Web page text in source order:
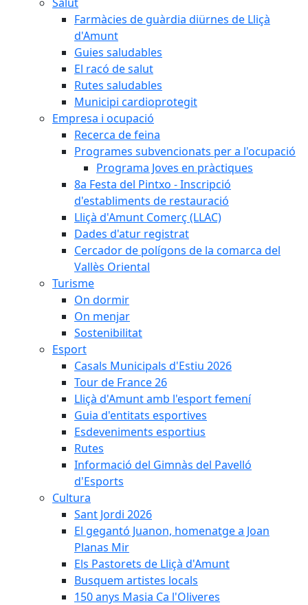
Farmàcies de guàrdia diürnes de Lliçà
d'Amunt
Guies saludables
El racó de salut
Rutes saludables
Municipi cardioprotegit
Empresa i ocupació
Recerca de feina
Programes subvencionats per a l'ocupació
Programa Joves en pràctiques
8a Festa del Pintxo - Inscripció
d'establiments de restauració
Lliçà d'Amunt Comerç (LLAC)
Dades d'atur registrat
Cercador de polígons de la comarca del
Vallès Oriental
Turisme
On dormir
On menjar
Sostenibilitat
Esport
Casals Municipals d'Estiu 2026
Tour de France 26
Lliçà d'Amunt amb l'esport femení
Guia d'entitats esportives
Esdeveniments esportius
Rutes
Informació del Gimnàs del Pavelló
d'Esports
Cultura
Sant Jordi 2026
El gegantó Juanon, homenatge a Joan
Planas Mir
Els Pastorets de Lliçà d'Amunt
Busquem artistes locals
150 anys Masia Ca l'Oliveres